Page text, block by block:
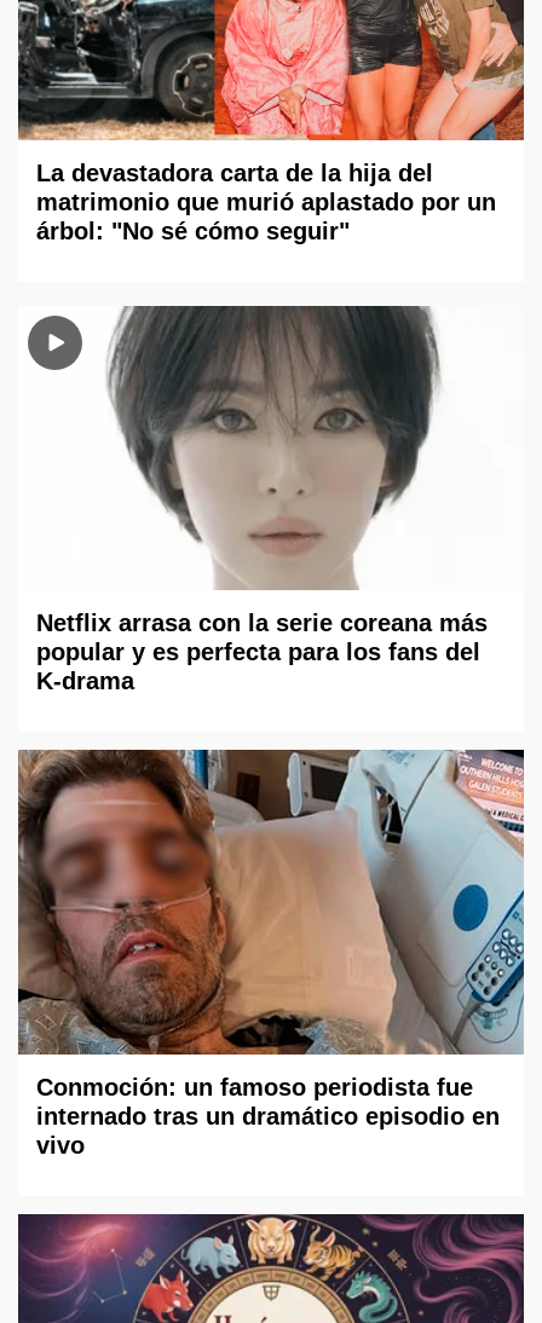
La devastadora carta de la hija del
matrimonio que murió aplastado por un
árbol: "No sé cómo seguir"
Netflix arrasa con la serie coreana más
popular y es perfecta para los fans del
K-drama
Conmoción: un famoso periodista fue
internado tras un dramático episodio en
vivo